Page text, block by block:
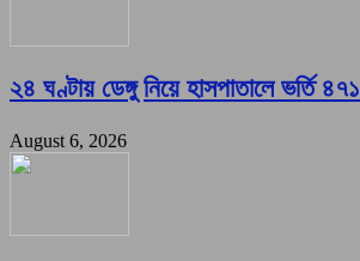
২৪ ঘণ্টায় ডেঙ্গু নিয়ে হাসপাতালে ভর্তি ৪৭১
August 6, 2026